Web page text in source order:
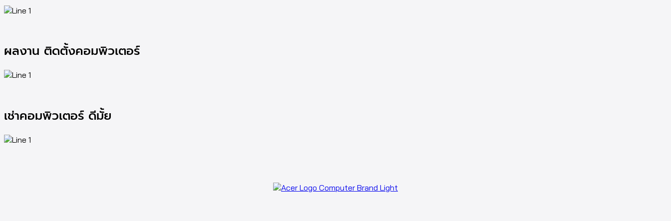
ผลงาน ติดตั้งคอมพิวเตอร์
เช่าคอมพิวเตอร์ ดีมั้ย